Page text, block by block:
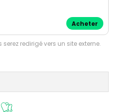
Acheter
redirigé vers un site externe.